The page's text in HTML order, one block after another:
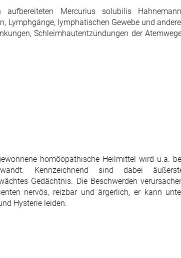
aufbereiteten Mercurius solubilis
Lymphgänge, lymphatischen Gewebe und
Schleimhautentzündungen der
homöopathische Heilmittel wird u.a.
Kennzeichnend sind dabei
Gedächtnis. Die Beschwerden
nervös, reizbar und ärgerlich, er kann
Hysterie leiden.